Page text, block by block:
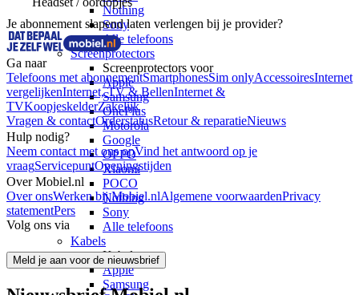
Nothing
Sony
Alle telefoons
Screenprotectors
Screenprotectors voor
Apple
Samsung
OnePlus
Motorola
Google
OPPO
Xiaomi
POCO
Nothing
Sony
Alle telefoons
Kabels
Kabels voor
Apple
Samsung
Je abonnement slapend laten verlengen bij je provider?
Ga naar
Telefoons met abonnementSmartphonesSim onlyAccessoiresInternet
vergelijkenInternet, TV & BellenInternet &
TVKoopjeskelderZakelijk
Vragen & contactOrderstatusRetour & reparatieNieuws
Hulp nodig?
Neem contact met ons opVind het antwoord op je
vraagServicepuntOpeningstijden
Over Mobiel.nl
Over onsWerken bij Mobiel.nlAlgemene voorwaardenPrivacy
statementPers
Volg ons via
Meld je aan voor de nieuwsbrief